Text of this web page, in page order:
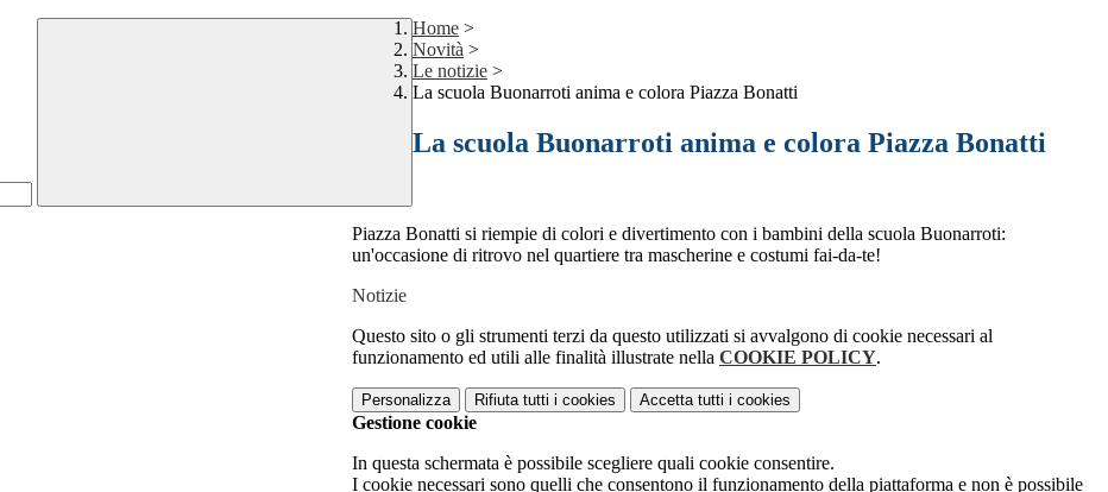
Home >
Novità >
Le notizie >
La scuola Buonarroti anima e colora Piazza Bonatti
La scuola Buonarroti anima e colora Piazza Bonatti
Piazza Bonatti si riempie di colori e divertimento con i bambini della scuola Buonarroti:
un'occasione di ritrovo nel quartiere tra mascherine e costumi fai-da-te!
Notizie
Questo sito o gli strumenti terzi da questo utilizzati si avvalgono di cookie necessari al
funzionamento ed utili alle finalità illustrate nella COOKIE POLICY.
Personalizza Rifiuta tutti i cookies Accetta tutti i cookies
Gestione cookie
In questa schermata è possibile scegliere quali cookie consentire.
I cookie necessari sono quelli che consentono il funzionamento della piattaforma e non è possibile